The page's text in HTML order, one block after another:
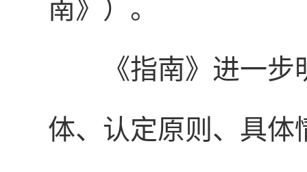
南》）。
《指南》进一
体、认定原则、具体